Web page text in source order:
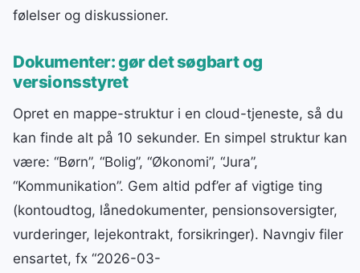
følelser og diskussioner.
Dokumenter: gør det søgbart og
versionsstyret
Opret en mappe-struktur i en cloud-tjeneste, så du
kan finde alt på 10 sekunder. En simpel struktur kan
være: “Børn”, “Bolig”, “Økonomi”, “Jura”,
“Kommunikation”. Gem altid pdf’er af vigtige ting
(kontoudtog, lånedokumenter, pensionsoversigter,
vurderinger, lejekontrakt, forsikringer). Navngiv filer
ensartet, fx “2026-03-